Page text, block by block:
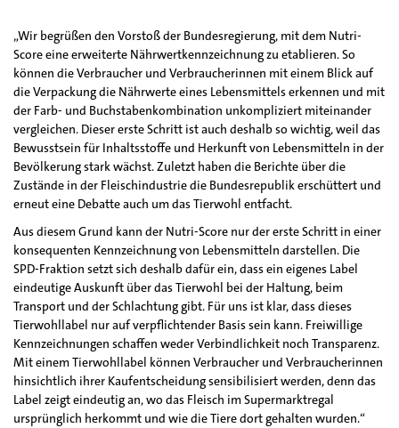
„Wir begrüßen den Vorstoß der Bundesregierung, mit dem Nutri-
Score eine erweiterte Nährwertkennzeichnung zu etablieren. So
können die Verbraucher und Verbraucherinnen mit einem Blick auf
die Verpackung die Nährwerte eines Lebensmittels erkennen und mit
der Farb- und Buchstabenkombination unkompliziert miteinander
vergleichen. Dieser erste Schritt ist auch deshalb so wichtig, weil das
Bewusstsein für Inhaltsstoffe und Herkunft von Lebensmitteln in der
Bevölkerung stark wächst. Zuletzt haben die Berichte über die
Zustände in der Fleischindustrie die Bundesrepublik erschüttert und
erneut eine Debatte auch um das Tierwohl entfacht.
Aus diesem Grund kann der Nutri-Score nur der erste Schritt in einer
konsequenten Kennzeichnung von Lebensmitteln darstellen. Die
SPD-Fraktion setzt sich deshalb dafür ein, dass ein eigenes Label
eindeutige Auskunft über das Tierwohl bei der Haltung, beim
Transport und der Schlachtung gibt. Für uns ist klar, dass dieses
Tierwohllabel nur auf verpflichtender Basis sein kann. Freiwillige
Kennzeichnungen schaffen weder Verbindlichkeit noch Transparenz.
Mit einem Tierwohllabel können Verbraucher und Verbraucherinnen
hinsichtlich ihrer Kaufentscheidung sensibilisiert werden, denn das
Label zeigt eindeutig an, wo das Fleisch im Supermarktregal
ursprünglich herkommt und wie die Tiere dort gehalten wurden.“